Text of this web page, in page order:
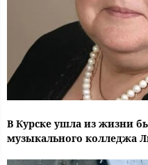
В Курске ушла из жизни
музыкального колледжа